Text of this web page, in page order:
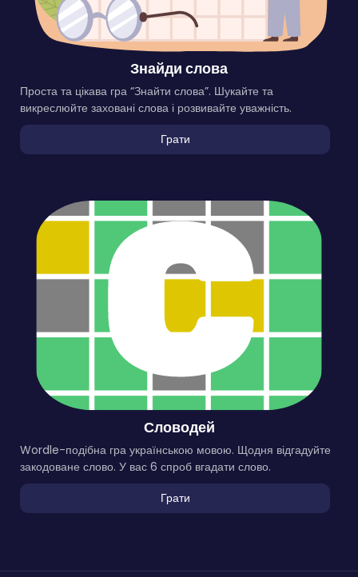
Знайди слова
Проста та цікава гра “Знайти слова”. Шукайте та
викреслюйте заховані слова і розвивайте уважність.
Грати
Словодей
Wordle-подібна гра українською мовою. Щодня відгадуйте
закодоване слово. У вас 6 спроб вгадати слово.
Грати